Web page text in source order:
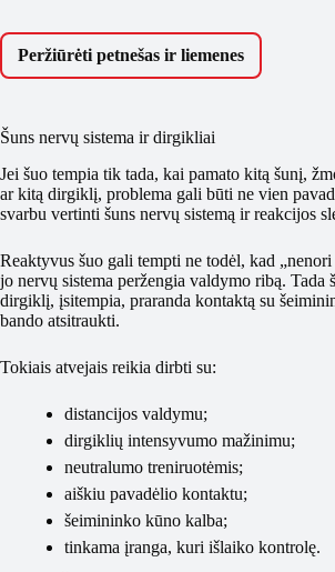
Peržiūrėti petnešas ir liemenes
Šuns nervų sistema ir dirgikliai
Jei šuo tempia tik tada, kai pamato kitą šunį,
ar kitą dirgiklį, problema gali būti ne vien
svarbu vertinti šuns nervų sistemą ir reakcijos
Reaktyvus šuo gali tempti ne todėl, kad
jo nervų sistema peržengia valdymo ribą. Tada
dirgiklį, įsitempia, praranda kontaktą su
bando atsitraukti.
Tokiais atvejais reikia dirbti su:
distancijos valdymu;
dirgiklių intensyvumo mažinimu;
neutralumo treniruotėmis;
aiškiu pavadėlio kontaktu;
šeimininko kūno kalba;
tinkama įranga, kuri išlaiko kontrolę.